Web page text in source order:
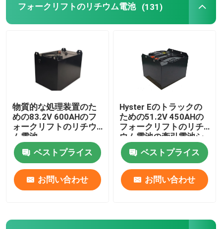
フォークリフトのリチウム電池 (131)
物質的な処理装置のた
めの83.2V 600AHのフ
ォークリフトのリチウ
ム電池
ベストプライス
お問い合わせ
Hyster Eのトラックの
ための51.2V 450AHの
フォークリフトのリチ
ウム電池の牽引電池シ
ステム
ベストプライス
お問い合わせ